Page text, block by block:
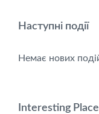
Наступні події
Немає нових
Interesting